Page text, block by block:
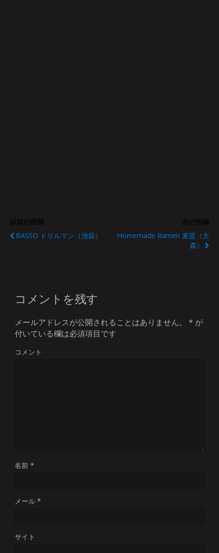
BASSO ドリルマン（池袋）
Homemade Ramen 麦苗（大
森）
コメントを残す
メールアドレスが公開されることはありません。 * が
付いている欄は必須項目です
コメント
名前 *
メール *
サイト